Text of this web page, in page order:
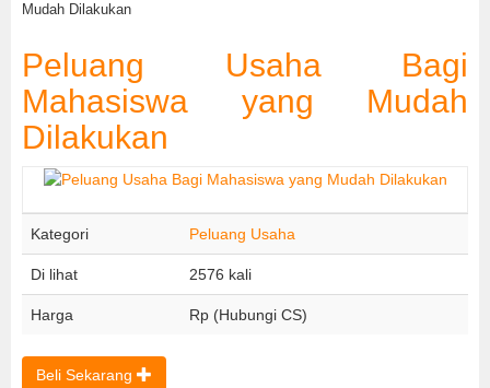
Mudah Dilakukan
Peluang Usaha Bagi
Mahasiswa yang Mudah
Dilakukan
Kategori Peluang Usaha
Di lihat 2576 kali
Harga Rp (Hubungi CS)
Beli Sekarang